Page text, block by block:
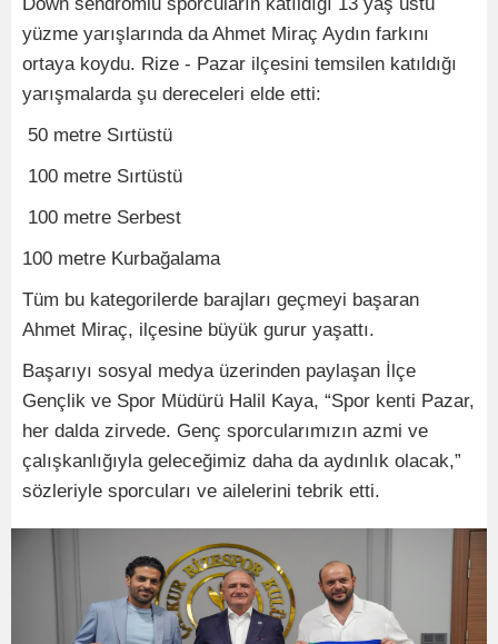
yüzme yarışlarında da Ahmet Miraç Aydın farkını
ortaya koydu. Rize - Pazar ilçesini temsilen katıldığı
yarışmalarda şu dereceleri elde etti:
50 metre Sırtüstü
100 metre Sırtüstü
100 metre Serbest
100 metre Kurbağalama
Tüm bu kategorilerde barajları geçmeyi başaran
Ahmet Miraç, ilçesine büyük gurur yaşattı.
Başarıyı sosyal medya üzerinden paylaşan İlçe
Gençlik ve Spor Müdürü Halil Kaya, “Spor kenti Pazar,
her dalda zirvede. Genç sporcularımızın azmi ve
çalışkanlığıyla geleceğimiz daha da aydınlık olacak,”
sözleriyle sporcuları ve ailelerini tebrik etti.